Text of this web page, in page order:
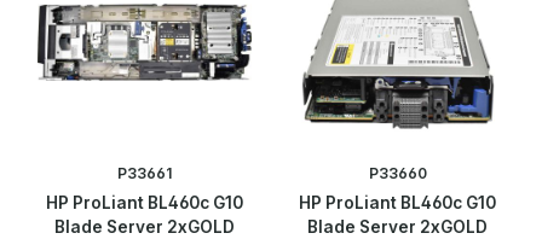
P33661
HP ProLiant BL460c G10
Blade Server 2xGOLD
P33660
HP ProLiant BL460c G10
Blade Server 2xGOLD